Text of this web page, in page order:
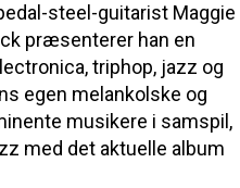
steel-guitarist Maggie
præsenterer han en
triphop, jazz og
egen melankolske og
musikere i samspil,
med det aktuelle album